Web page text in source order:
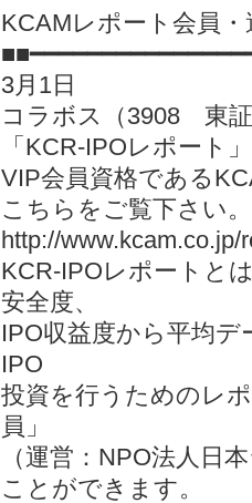
KCAMレポート会員
3月1日
コラボス（3908 東
「KCR-IPOレポー
VIP会員資格である
こちらをご覧下さい。
http://www.kcam.co.jp/
KCR-IPOレポートと
安全度、
IPO収益度から平均
IPO
投資を行うためのレ
員」
（運営：NPO法人日
ことができます。